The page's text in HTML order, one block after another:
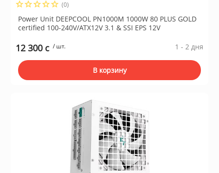
(0)
Power Unit DEEPCOOL PN1000M 1000W 80 PLUS GOLD
certified 100-240V/ATX12V 3.1 & SSI EPS 12V
12 300 c / шт. 1 - 2 дня
В корзину